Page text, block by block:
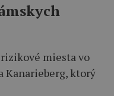
miesta vo
Kanarieberg, ktorý